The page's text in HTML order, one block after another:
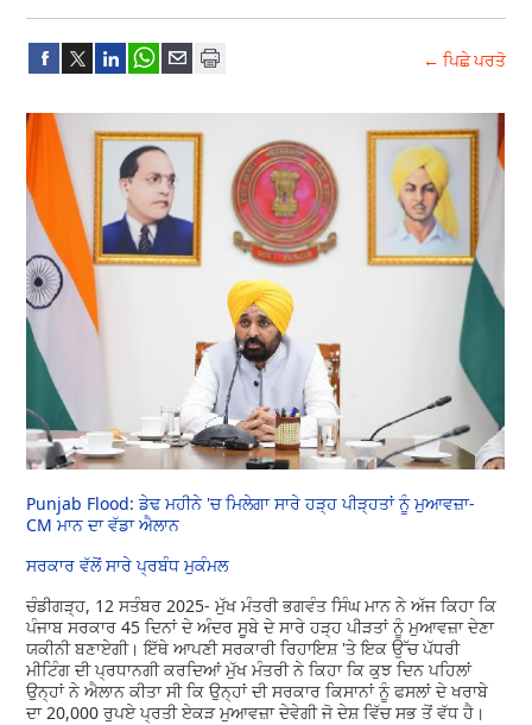
← ਪਿਛੇ ਪਰਤੋ
Punjab Flood: ਡੇਢ ਮਹੀਨੇ 'ਚ ਮਿਲੇਗਾ ਸਾਰੇ ਹੜ੍ਹ ਪੀੜ੍ਹਤਾਂ ਨੂੰ ਮੁਆਵਜ਼ਾ-
CM ਮਾਨ ਦਾ ਵੱਡਾ ਐਲਾਨ
ਸਰਕਾਰ ਵੱਲੋਂ ਸਾਰੇ ਪ੍ਰਬੰਧ ਮੁਕੰਮਲ
ਚੰਡੀਗੜ੍ਹ, 12 ਸਤੰਬਰ 2025- ਮੁੱਖ ਮੰਤਰੀ ਭਗਵੰਤ ਸਿੰਘ ਮਾਨ ਨੇ ਅੱਜ ਕਿਹਾ ਕਿ
ਪੰਜਾਬ ਸਰਕਾਰ 45 ਦਿਨਾਂ ਦੇ ਅੰਦਰ ਸੂਬੇ ਦੇ ਸਾਰੇ ਹੜ੍ਹ ਪੀੜਤਾਂ ਨੂੰ ਮੁਆਵਜ਼ਾ ਦੇਣਾ
ਯਕੀਨੀ ਬਣਾਏਗੀ। ਇੱਥੇ ਆਪਣੀ ਸਰਕਾਰੀ ਰਿਹਾਇਸ਼ 'ਤੇ ਇਕ ਉੱਚ ਪੱਧਰੀ
ਮੀਟਿੰਗ ਦੀ ਪ੍ਰਧਾਨਗੀ ਕਰਦਿਆਂ ਮੁੱਖ ਮੰਤਰੀ ਨੇ ਕਿਹਾ ਕਿ ਕੁਝ ਦਿਨ ਪਹਿਲਾਂ
ਉਨ੍ਹਾਂ ਨੇ ਐਲਾਨ ਕੀਤਾ ਸੀ ਕਿ ਉਨ੍ਹਾਂ ਦੀ ਸਰਕਾਰ ਕਿਸਾਨਾਂ ਨੂੰ ਫਸਲਾਂ ਦੇ ਖਰਾਬੇ
ਦਾ 20,000 ਰੁਪਏ ਪ੍ਰਤੀ ਏਕੜ ਮੁਆਵਜ਼ਾ ਦੇਵੇਗੀ ਜੋ ਦੇਸ਼ ਵਿੱਚ ਸਭ ਤੋਂ ਵੱਧ ਹੈ।